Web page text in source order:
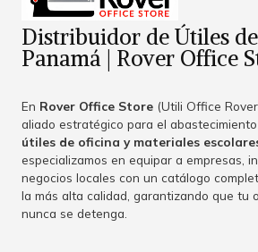
Distribuidor de Útiles
Panamá | Rover Office
En Rover Office Store (Utili Office
aliado estratégico para el
útiles de oficina y materiales
especializamos en equipar a empresas,
negocios locales con un catálogo
la más alta calidad, garantizando que tu
nunca se detenga.